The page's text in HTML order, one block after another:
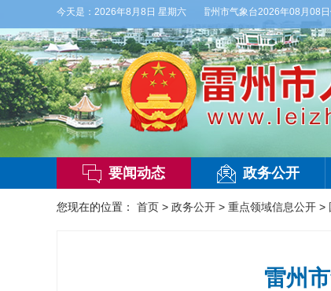
今天是： 2026年8月8日 星期六
气温26到35度，相对湿度70%到95%。雷州市气象台2026年08月08日傍晚
要闻动态 政务公开
您现在的位置： 首页 > 政务公开 > 重点领域信息公开 >
雷州